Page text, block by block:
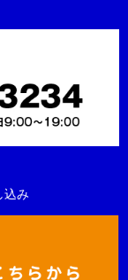
込み